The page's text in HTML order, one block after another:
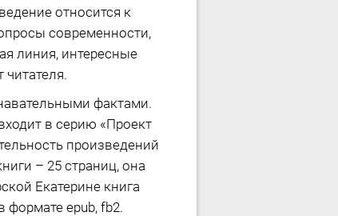
относится к
современности,
линия, интересные
фактами.
в серию «Проект
произведений
– 25 страниц, она
Екатерине книга
формате epub, fb2.